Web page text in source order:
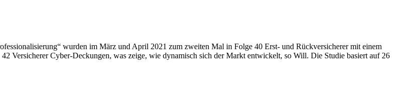
wurden im März und April 2021 zum zweiten Mal in Folge 40 Erst- und Rückversicherer mit einem
Versicherer Cyber-Deckungen, was zeige, wie dynamisch sich der Markt entwickelt, so Will. Die Studie basiert auf 26